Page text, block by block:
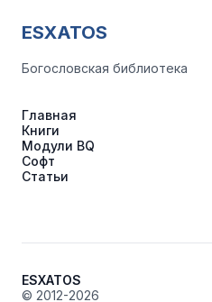
ESXATOS
Богословская библиотека
Главная
Книги
Модули BQ
Софт
Статьи
ESXATOS
© 2012-2026